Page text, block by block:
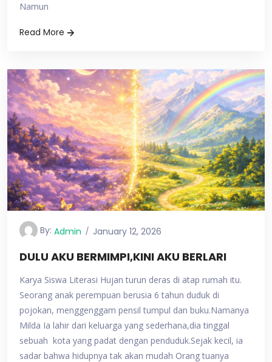
Namun
Read More
By: Admin January 12, 2026
DULU AKU BERMIMPI,KINI AKU BERLARI
Karya Siswa Literasi Hujan turun deras di atap rumah itu.
Seorang anak perempuan berusia 6 tahun duduk di
pojokan, menggenggam pensil tumpul dan buku.Namanya
Milda Ia lahir dari keluarga yang sederhana,dia tinggal
sebuah kota yang padat dengan penduduk.Sejak kecil, ia
sadar bahwa hidupnya tak akan mudah Orang tuanya